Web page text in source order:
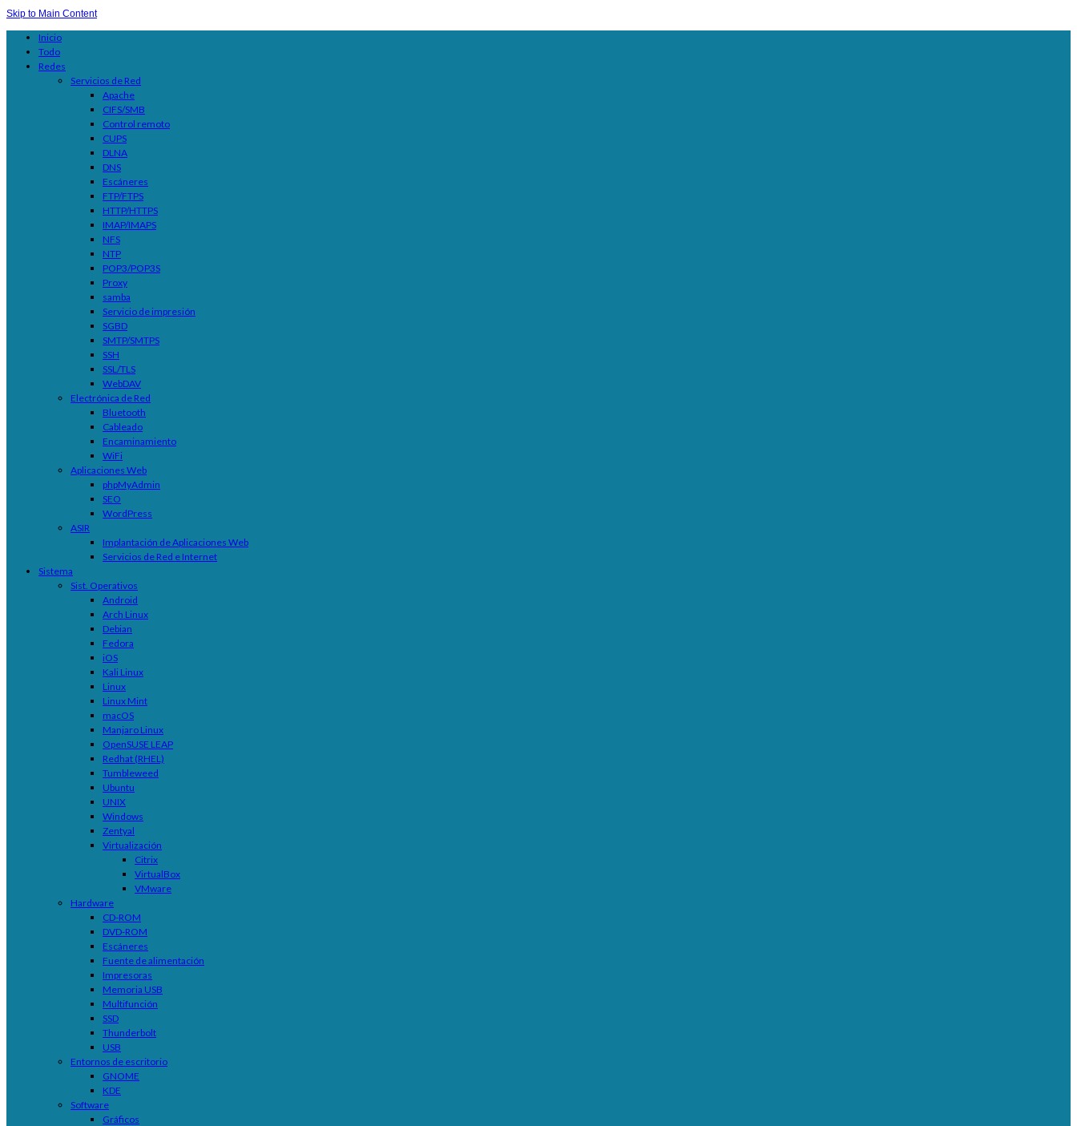
Skip to Main Content
Inicio
Todo
Redes
Servicios de Red
Apache
CIFS/SMB
Control remoto
CUPS
DLNA
DNS
Escáneres
FTP/FTPS
HTTP/HTTPS
IMAP/IMAPS
NFS
NTP
POP3/POP3S
Proxy
samba
Servicio de impresión
SGBD
SMTP/SMTPS
SSH
SSL/TLS
WebDAV
Electrónica de Red
Bluetooth
Cableado
Encaminamiento
WiFi
Aplicaciones Web
phpMyAdmin
SEO
WordPress
ASIR
Implantación de Aplicaciones Web
Servicios de Red e Internet
Sistema
Sist. Operativos
Android
Arch Linux
Debian
Fedora
iOS
Kali Linux
Linux
Linux Mint
macOS
Manjaro Linux
OpenSUSE LEAP
Redhat (RHEL)
Tumbleweed
Ubuntu
UNIX
Windows
Zentyal
Virtualización
Citrix
VirtualBox
VMware
Hardware
CD-ROM
DVD-ROM
Escáneres
Fuente de alimentación
Impresoras
Memoria USB
Multifunción
SSD
Thunderbolt
USB
Entornos de escritorio
GNOME
KDE
Software
Gráficos